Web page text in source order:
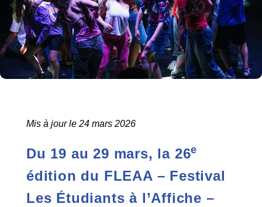
Mis à jour le 24 mars 2026
Du 19 au 29 mars, la 26e
édition du FLEAA – Festival
Les Étudiants à l’Affiche –